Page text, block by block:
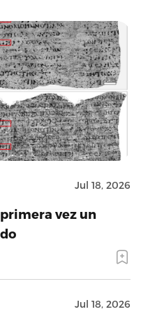
Jul 18, 2026
vez un
Jul 18, 2026